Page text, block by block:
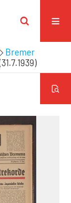
Bremer